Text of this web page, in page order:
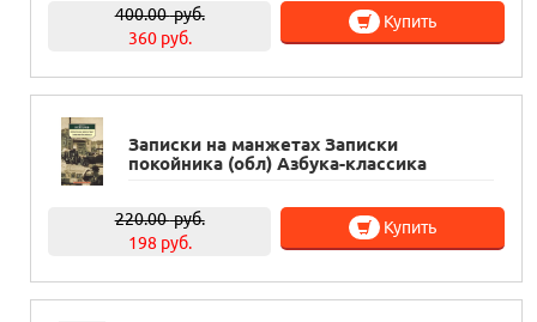
400.00руб.
360 руб.
Купить
Записки на манжетах Записки
покойника (обл) Азбука-классика
220.00руб.
198 руб.
Купить